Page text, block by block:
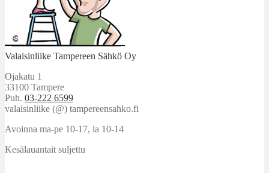
Valaisinliike Tampereen Sähkö Oy
Ojakatu 1
33100 Tampere
Puh. 03-222 6599
valaisinliike (@) tampereensahko.fi
Avoinna ma-pe 10-17, la 10-14
Kesälauantait suljettu